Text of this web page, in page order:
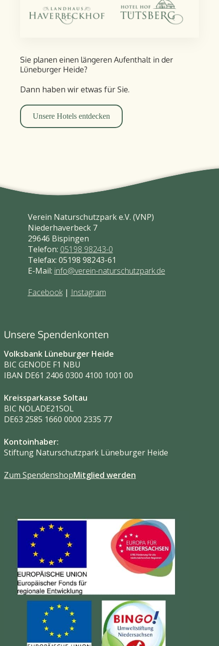
Sie planen einen längeren Aufent­halt in der
Lüneburger Heide?
Dann haben wir etwas für Sie.
Unsere Hotels entdecken
Verein Naturschutzpark e.V. (VNP)
Niederhaverbeck 7
29646 Bispingen
Telefon: 05198 98243-0
Telefax: 05198 98243-61
E-Mail: info@verein-naturschutzpark.de
Facebook| Instagram
Unsere Spendenkonten
Volksbank Lüneburger Heide
BIC GENODE F1 NBU
IBAN DE61 2406 0300 4100 1001 00
Kreissparkasse Soltau
BIC NOLADE21SOL
DE63 2585 1660 0000 2335 77
Kontoinhaber:
Stiftung Naturschutzpark Lüneburger Heide
Zum SpendenshopMitglied werden